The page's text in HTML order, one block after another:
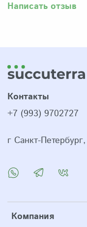
Написать отзыв
Компания
Контакты
+7 (993) 9702727
г Санкт-